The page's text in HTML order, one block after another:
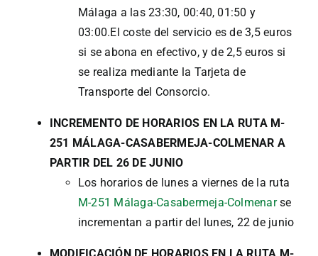
Málaga a las 23:30, 00:40, 01:50 y
03:00.El coste del servicio es de 3,5 euros
si se abona en efectivo, y de 2,5 euros si
se realiza mediante la Tarjeta de
Transporte del Consorcio.
INCREMENTO DE HORARIOS EN LA RUTA M-
251 MÁLAGA-CASABERMEJA-COLMENAR A
PARTIR DEL 26 DE JUNIO
Los horarios de lunes a viernes de la ruta
M-251 Málaga-Casabermeja-Colmenarse
incrementan a partir del lunes, 22 de junio
MODIFICACIÓN DE HORARIOS EN LA RUTA M-